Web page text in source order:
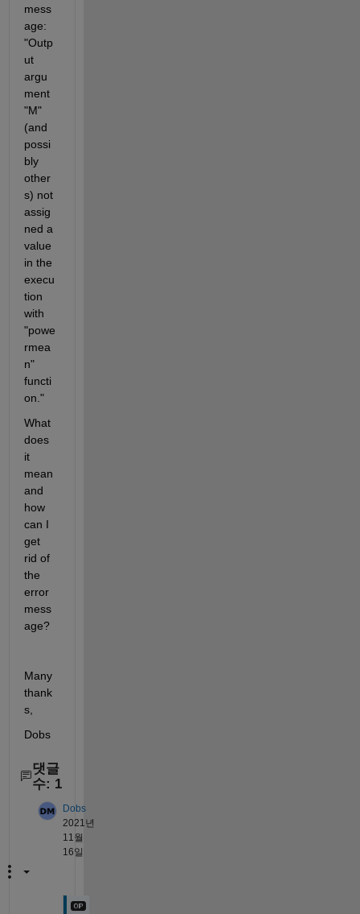
mess
age:
"Outp
ut
argu
ment
"M"
(and
possi
bly
other
s) not
assig
ned a
value
in the
execu
tion
with
"powe
rmea
n"
functi
on."
What
does
it
mean
and
how
can I
get
rid of
the
error
mess
age?
Many
thank
s,
Dobs
댓글
수: 1
Dobs
2021년
11월
16일